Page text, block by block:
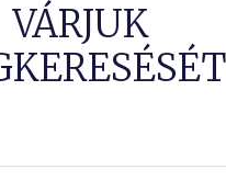
VÁRJUK